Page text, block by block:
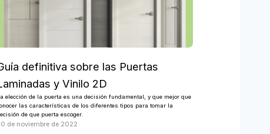
definitiva sobre las Puertas
y Vinilo 2D
elección de la puerta es una decisión fundamental, y que mejor que
las características de los diferentes tipos para tomar la
de que puerta escoger.
de noviembre de 2022